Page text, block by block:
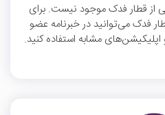
از قطار فدک موجود نیست. برای
فدک می‌توانید در خبرنامه عضو
مشابه استفاده کنید.